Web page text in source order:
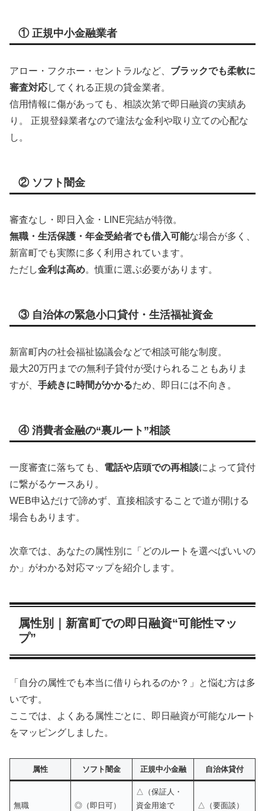
① 正規中小金融業者
アロー・フクホー・セントラルなど、 ブラックでも柔軟に
審査対応してくれる正規の貸金業者。
信用情報に傷があっても、相談次第で即日融資の実績あ
り。 正規登録業者なので違法な金利や取り立ての心配な
し。
② ソフト闇金
審査なし・即日入金・LINE完結が特徴。
無職・生活保護・年金受給者でも借入可能な場合が多く、
新富町でも実際に多く利用されています。
ただし金利は高め。慎重に選ぶ必要があります。
③ 自治体の緊急小口貸付・生活福祉資金
新富町内の社会福祉協議会などで相談可能な制度。
最大20万円までの無利子貸付が受けられることもありま
すが、 手続きに時間がかかるため、即日には不向き。
④ 消費者金融の“裏ルート”相談
一度審査に落ちても、 電話や店頭での再相談によって貸付
に繋がるケースあり。
WEB申込だけで諦めず、直接相談することで道が開ける
場合もあります。
次章では、あなたの属性別に「どのルートを選べばいいの
か」がわかる対応マップを紹介します。
属性別｜新富町での即日融資“可能性マッ
プ”
「自分の属性でも本当に借りられるのか？」と悩む方は多
いです。
ここでは、よくある属性ごとに、即日融資が可能なルート
をマッピングしました。
属性 ソフト闇金 正規中小金融 自治体貸付
無職 ◎（即日可）
△（保証人・
資金用途で
△（要面談）